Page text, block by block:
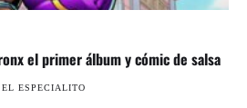
el primer álbum y cómic de salsa
EL ESPECIALITO